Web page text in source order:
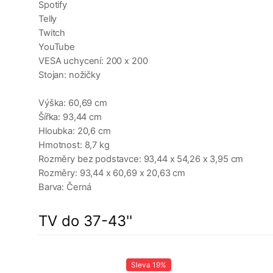
Spotify
Telly
Twitch
YouTube
VESA uchycení: 200 x 200
Stojan: nožičky
Výška: 60,69 cm
Šířka: 93,44 cm
Hloubka: 20,6 cm
Hmotnost: 8,7 kg
Rozměry bez podstavce: 93,44 x 54,26 x 3,95 cm
Rozměry: 93,44 x 60,69 x 20,63 cm
Barva: Černá
TV do 37-43''
Sleva 19%